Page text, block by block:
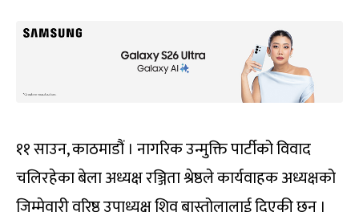
११ साउन, काठमाडौं । नागरिक उन्मुक्ति पार्टीको विवाद
चलिरहेका बेला अध्यक्ष रञ्जिता श्रेष्ठले कार्यवाहक अध्यक्षको